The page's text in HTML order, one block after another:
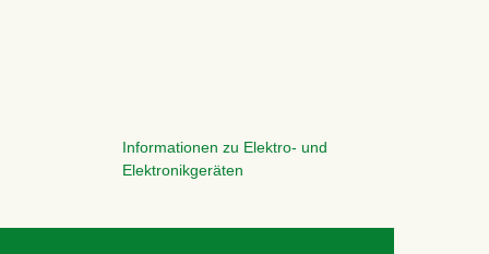
Informationen zu Elektro- und
Elektronikgeräten